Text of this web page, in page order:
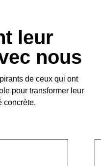
leur
nous
de ceux qui ont
pour transformer leur
concrète.